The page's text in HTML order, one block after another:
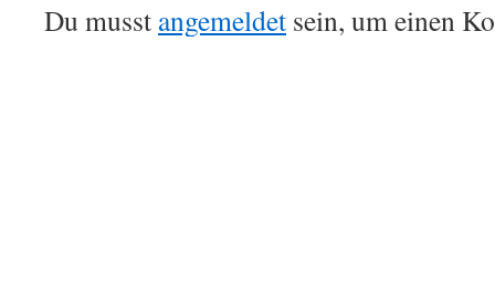
Du musst angemeldet sein, um einen